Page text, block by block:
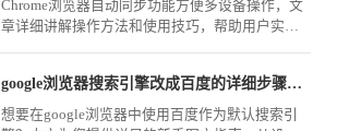
Chrome浏览器自动同步功能方便多设备操作，文
章详细讲解操作方法和使用技巧，帮助用户实现
google浏览器搜索引擎改成百度的详细步骤新手图文教学
想要在google浏览器中使用百度作为默认搜索引